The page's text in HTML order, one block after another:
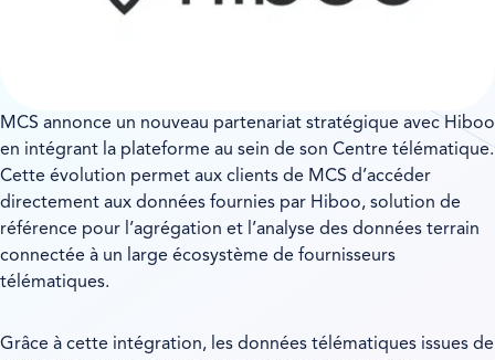
MCS annonce un nouveau partenariat stratégique avec Hiboo
en intégrant la plateforme au sein de son Centre télématique.
Cette évolution permet aux clients de MCS d’accéder
directement aux données fournies par Hiboo, solution de
référence pour l’agrégation et l’analyse des données terrain
connectée à un large écosystème de fournisseurs
télématiques.
Grâce à cette intégration, les données télématiques issues de